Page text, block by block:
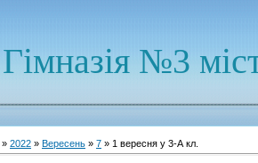
Гімназія №3
» 2022 » Вересень » 7 » 1 вересня у 3-А кл.